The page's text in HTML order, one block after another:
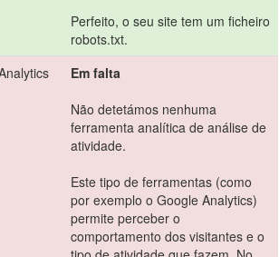
Perfeito, o seu site tem um ficheiro
robots.txt.
Em falta
Não detetámos nenhuma
ferramenta analítica de análise de
atividade.
Este tipo de ferramentas (como
por exemplo o Google Analytics)
permite perceber o
comportamento dos visitantes e o